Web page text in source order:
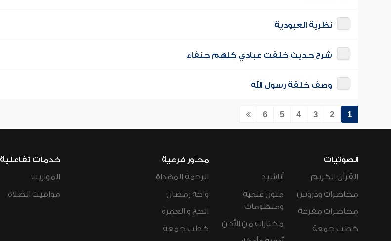
نظرية العبودية
شرح حديث خلقت عبادي كلهم حنفاء
وصف خلقة رسول الله
1
2
3
4
5
6
الصوتيات
القرآن الكريم
محاضرات ودروس
محاضرات مفرغة
خطب جمعة
أناشيد
متون علمية
ومنظومات
مختارات من الأذان
محاور فرعية
الرحمة المهداة
واحة رمضان
الحج و العمرة
خطب جمعة
خدمات تفاعلية
المواريث
مواقيت الصلاة